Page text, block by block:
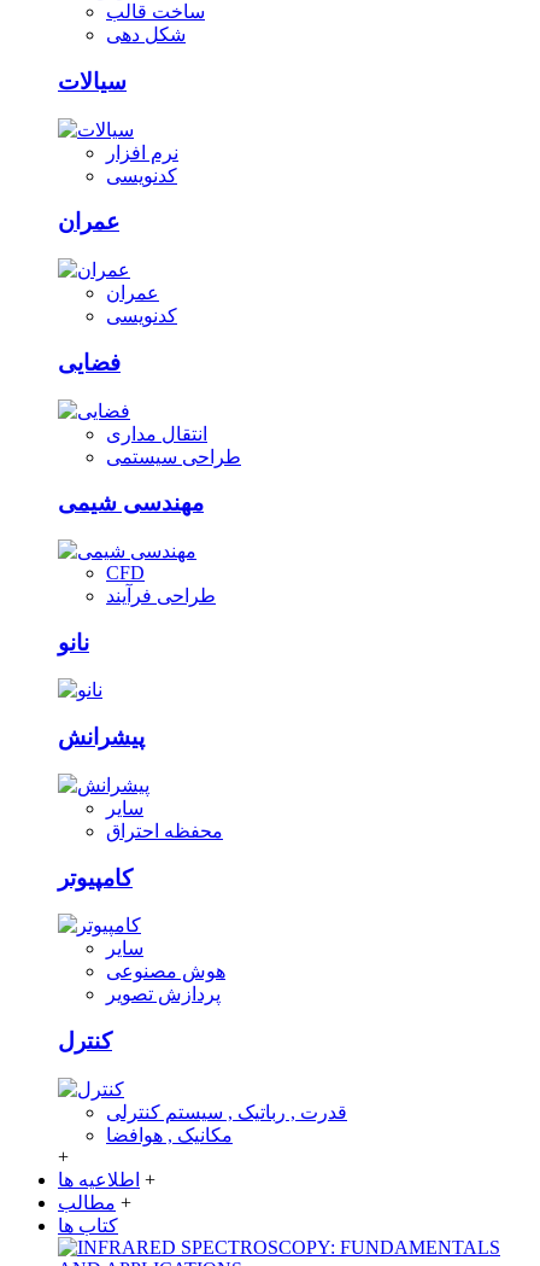
ساخت قالب
شکل دهی
سیالات
نرم افزار
کدنویسی
عمران
عمران
کدنویسی
فضایی
انتقال مداری
طراحی سیستمی
مهندسی شیمی
CFD
طراحی فرآیند
نانو
پیشرانش
سایر
محفظه احتراق
کامپیوتر
سایر
هوش مصنوعی
پردازش تصویر
کنترل
قدرت , رباتیک , سیستم کنترلی
مکانیک , هوافضا
+
اطلاعیه ها +
مطالب +
کتاب ها